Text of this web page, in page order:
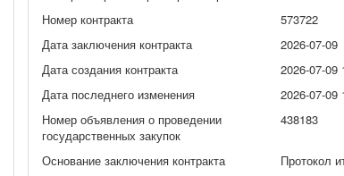
Номер контракта
573722
Дата заключения контракта
2026-07-09
Дата создания контракта
2026-07-09
Дата последнего изменения
2026-07-09
Номер объявления о проведении
государственных закупок
438183
Основание заключения контракта
Протокол